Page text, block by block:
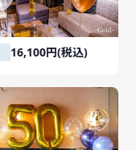
16,100円(税込)